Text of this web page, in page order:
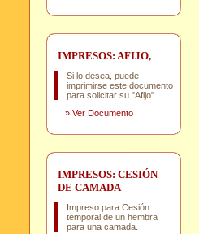
IMPRESOS: AFIJO,
Si lo desea, puede
imprimirse este documento
para solicitar su "Afijo".
» Ver Documento
IMPRESOS: CESIÓN
DE CAMADA
Impreso para Cesión
temporal de un hembra
para una camada.